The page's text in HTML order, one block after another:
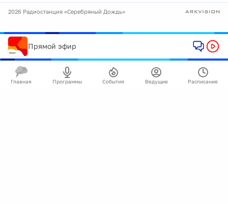
2026 Радиостанция «Серебряный Дождь»
Прямой эфир
Главная Программы События Ведущие Расписание